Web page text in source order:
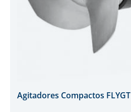
Agitadores Compactos FLYGT